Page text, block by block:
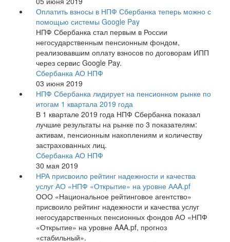
Оплатить взносы в НПФ Сбербанка теперь можно с
помощью системы Google Pay
НПФ Сбербанка стал первым в России
негосударственным пенсионным фондом,
реализовавшим оплату взносов по договорам ИПП
через сервис Google Pay.
Сбербанка АО НПФ
03 июня 2019
НПФ Сбербанка лидирует на пенсионном рынке по
итогам 1 квартала 2019 года
В 1 квартале 2019 года НПФ Сбербанка показал
лучшие результаты на рынке по 3 показателям:
активам, пенсионным накоплениям и количеству
застрахованных лиц.
Сбербанка АО НПФ
30 мая 2019
НРА присвоило рейтинг надежности и качества
услуг АО «НПФ «Открытие» на уровне ААA.pf
ООО «Национальное рейтинговое агентство»
присвоило рейтинг надежности и качества услуг
негосударственных пенсионных фондов АО «НПФ
«Открытие» на уровне AAA.pf, прогноз
«стабильный».